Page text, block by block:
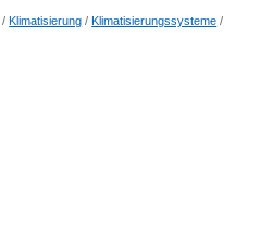
/Klimatisierung /Klimatisierungssysteme /